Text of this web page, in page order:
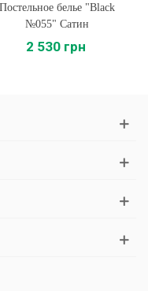
Постельное белье "Black
№055" Сатин
2 530 грн